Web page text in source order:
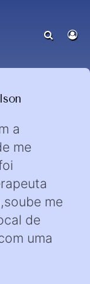
a
me
me
de
uma